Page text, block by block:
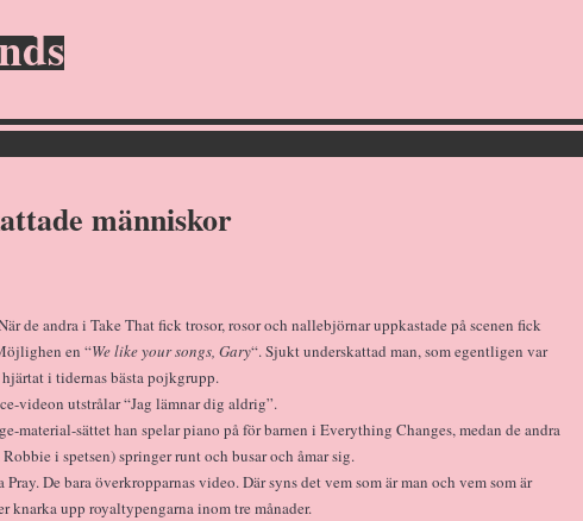
människor
de andra i Take That fick trosor, rosor och nallebjörnar uppkastade på scenen fick
en “We like your songs, Gary“. Sjukt underskattad man, som egentligen var
i tidernas bästa pojkgrupp.
videon utstrålar “Jag lämnar dig aldrig”.
material-sättet han spelar piano på för barnen i Everything Changes, medan de andra
i spetsen) springer runt och busar och åmar sig.
Pray. De bara överkropparnas video. Där syns det vem som är man och vem som är
knarka upp royaltypengarna inom tre månader.